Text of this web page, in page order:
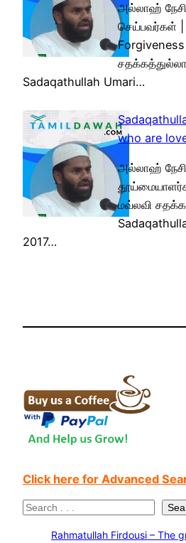
அல்லாஹ்
செய்பவர்கள் |
Sadaqathullah Umari…
who are
அல்லாஹ்
மவ்லவி
2017…
Click here for Advanced
S
Rahmatullah Firdousi – The